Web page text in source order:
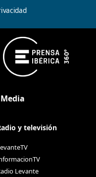
y televisión
Levante